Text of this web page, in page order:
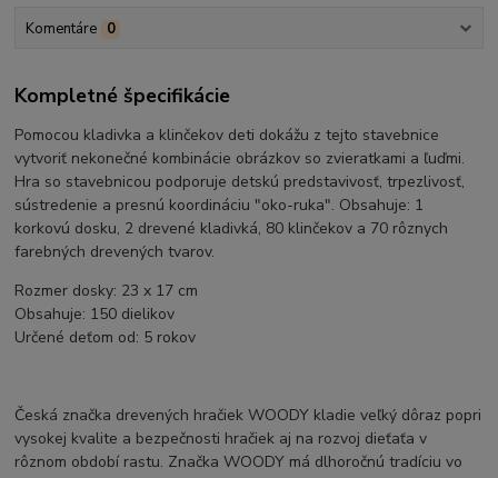
Komentáre 0
Kompletné špecifikácie
Pomocou kladivka a klinčekov deti dokážu z tejto stavebnice
vytvoriť nekonečné kombinácie obrázkov so zvieratkami a ľuďmi.
Hra so stavebnicou podporuje detskú predstavivosť, trpezlivosť,
sústredenie a presnú koordináciu "oko-ruka". Obsahuje: 1
korkovú dosku, 2 drevené kladivká, 80 klinčekov a 70 rôznych
farebných drevených tvarov.
Rozmer dosky: 23 x 17 cm
Obsahuje: 150 dielikov
Určené deťom od: 5 rokov
Česká značka drevených hračiek WOODY kladie veľký dôraz popri
vysokej kvalite a bezpečnosti hračiek aj na rozvoj dieťaťa v
rôznom období rastu. Značka WOODY má dlhoročnú tradíciu vo